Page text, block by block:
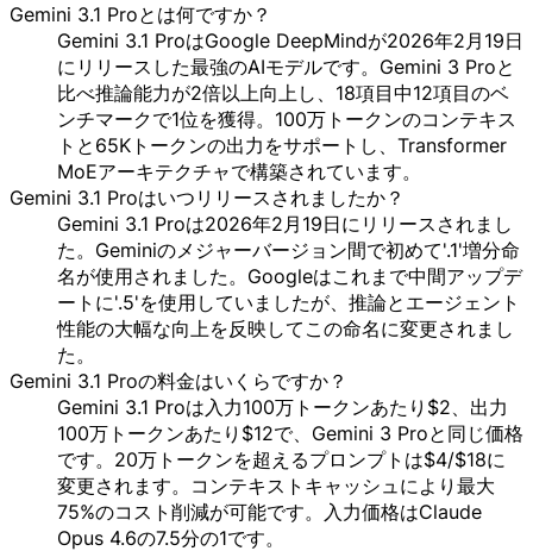
Gemini 3.1 Proとは何ですか？
Gemini 3.1 ProはGoogle DeepMindが2026年2月19日
にリリースした最強のAIモデルです。Gemini 3 Proと
比べ推論能力が2倍以上向上し、18項目中12項目のベ
ンチマークで1位を獲得。100万トークンのコンテキス
トと65Kトークンの出力をサポートし、Transformer
MoEアーキテクチャで構築されています。
Gemini 3.1 Proはいつリリースされましたか？
Gemini 3.1 Proは2026年2月19日にリリースされまし
た。Geminiのメジャーバージョン間で初めて'.1'増分命
名が使用されました。Googleはこれまで中間アップデ
ートに'.5'を使用していましたが、推論とエージェント
性能の大幅な向上を反映してこの命名に変更されまし
た。
Gemini 3.1 Proの料金はいくらですか？
Gemini 3.1 Proは入力100万トークンあたり$2、出力
100万トークンあたり$12で、Gemini 3 Proと同じ価格
です。20万トークンを超えるプロンプトは$4/$18に
変更されます。コンテキストキャッシュにより最大
75%のコスト削減が可能です。入力価格はClaude
Opus 4.6の7.5分の1です。